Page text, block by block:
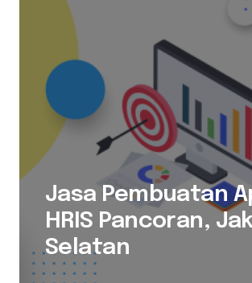
Jasa Pembuatan
HRIS Pancoran,
Selatan